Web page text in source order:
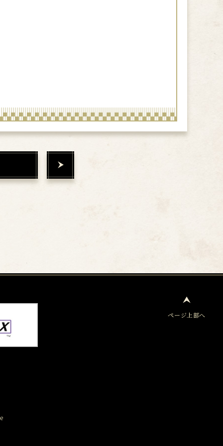
ページ上部へ